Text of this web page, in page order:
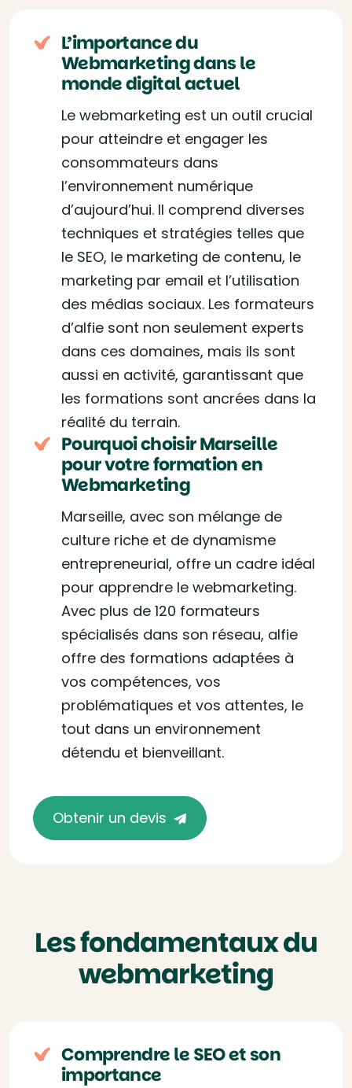
L’importance du
Webmarketing dans le
monde digital actuel
Le webmarketing est un outil crucial
pour atteindre et engager les
consommateurs dans
l’environnement numérique
d’aujourd’hui. Il comprend diverses
techniques et stratégies telles que
le SEO, le marketing de contenu, le
marketing par email et l’utilisation
des médias sociaux. Les formateurs
d’alfie sont non seulement experts
dans ces domaines, mais ils sont
aussi en activité, garantissant que
les formations sont ancrées dans la
réalité du terrain.
Pourquoi choisir Marseille
pour votre formation en
Webmarketing
Marseille, avec son mélange de
culture riche et de dynamisme
entrepreneurial, offre un cadre idéal
pour apprendre le webmarketing.
Avec plus de 120 formateurs
spécialisés dans son réseau, alfie
offre des formations adaptées à
vos compétences, vos
problématiques et vos attentes, le
tout dans un environnement
détendu et bienveillant.
Obtenir un devis
Les fondamentaux du
webmarketing
Comprendre le SEO et son
importance